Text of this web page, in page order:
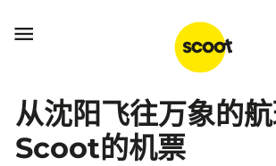

从沈阳飞往万象的航
Scoot的机票